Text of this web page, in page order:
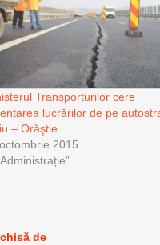
Transporturilor cere
lucrărilor de pe
– Orăştie
2015
de